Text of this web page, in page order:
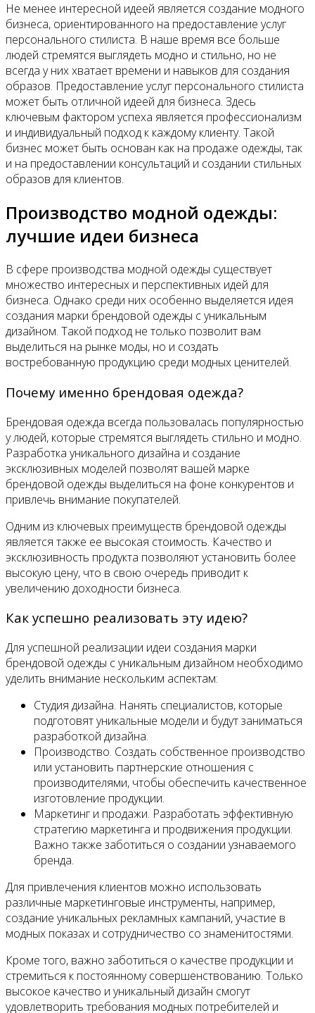
Не менее интересной идеей является создание модного
бизнеса, ориентированного на предоставление услуг
персонального стилиста. В наше время все больше
людей стремятся выглядеть модно и стильно, но не
всегда у них хватает времени и навыков для создания
образов. Предоставление услуг персонального стилиста
может быть отличной идеей для бизнеса. Здесь
ключевым фактором успеха является профессионализм
и индивидуальный подход к каждому клиенту. Такой
бизнес может быть основан как на продаже одежды, так
и на предоставлении консультаций и создании стильных
образов для клиентов.
Производство модной одежды:
лучшие идеи бизнеса
В сфере производства модной одежды существует
множество интересных и перспективных идей для
бизнеса. Однако среди них особенно выделяется идея
создания марки брендовой одежды с уникальным
дизайном. Такой подход не только позволит вам
выделиться на рынке моды, но и создать
востребованную продукцию среди модных ценителей.
Почему именно брендовая одежда?
Брендовая одежда всегда пользовалась популярностью
у людей, которые стремятся выглядеть стильно и модно.
Разработка уникального дизайна и создание
эксклюзивных моделей позволят вашей марке
брендовой одежды выделиться на фоне конкурентов и
привлечь внимание покупателей.
Одним из ключевых преимуществ брендовой одежды
является также ее высокая стоимость. Качество и
эксклюзивность продукта позволяют установить более
высокую цену, что в свою очередь приводит к
увеличению доходности бизнеса.
Как успешно реализовать эту идею?
Для успешной реализации идеи создания марки
брендовой одежды с уникальным дизайном необходимо
уделить внимание нескольким аспектам:
Студия дизайна. Нанять специалистов, которые
подготовят уникальные модели и будут заниматься
разработкой дизайна.
Производство. Создать собственное производство
или установить партнерские отношения с
производителями, чтобы обеспечить качественное
изготовление продукции.
Маркетинг и продажи. Разработать эффективную
стратегию маркетинга и продвижения продукции.
Важно также заботиться о создании узнаваемого
бренда.
Для привлечения клиентов можно использовать
различные маркетинговые инструменты, например,
создание уникальных рекламных кампаний, участие в
модных показах и сотрудничество со знаменитостями.
Кроме того, важно заботиться о качестве продукции и
стремиться к постоянному совершенствованию. Только
высокое качество и уникальный дизайн смогут
удовлетворить требования модных потребителей и